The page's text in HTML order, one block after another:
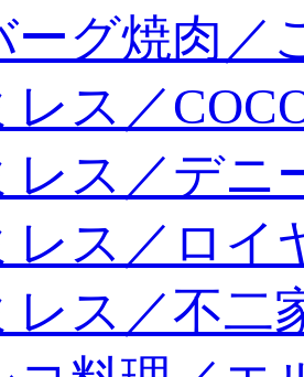
ーグ焼肉／
レス／
レス／デニ
レス／ロイ
レス／不二